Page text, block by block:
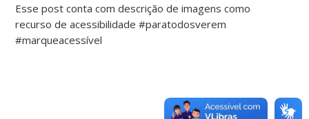
Esse post conta com descrição de imagens como
recurso de acessibilidade #paratodosverem
#marqueacessível